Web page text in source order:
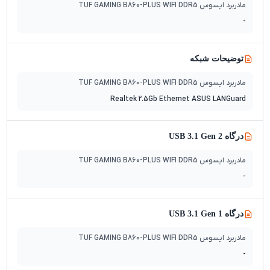
مادربرد ایسوس TUF GAMING B860-PLUS WIFI DDR5
-
توضیحات شبکه
مادربرد ایسوس TUF GAMING B860-PLUS WIFI DDR5
Realtek 2.5Gb Ethernet ASUS LANGuard
درگاه USB 3.1 Gen 2
مادربرد ایسوس TUF GAMING B860-PLUS WIFI DDR5
-
درگاه USB 3.1 Gen 1
مادربرد ایسوس TUF GAMING B860-PLUS WIFI DDR5
-